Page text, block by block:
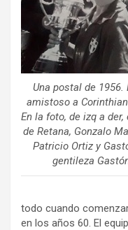
Una postal de 1956.
amistoso a
En la foto, de izq a
de Retana, Gonzalo
Patricio Ortiz y
gentileza
todo cuando
en los años 60. El